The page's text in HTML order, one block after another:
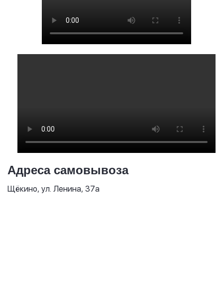
Адреса самовывоза
Щёкино, ул. Ленина, 37а